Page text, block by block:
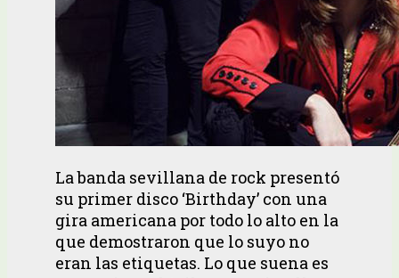
La banda sevillana de rock presentó
su primer disco ‘Birthday’ con una
gira americana por todo lo alto en la
que demostraron que lo suyo no
eran las etiquetas. Lo que suena es